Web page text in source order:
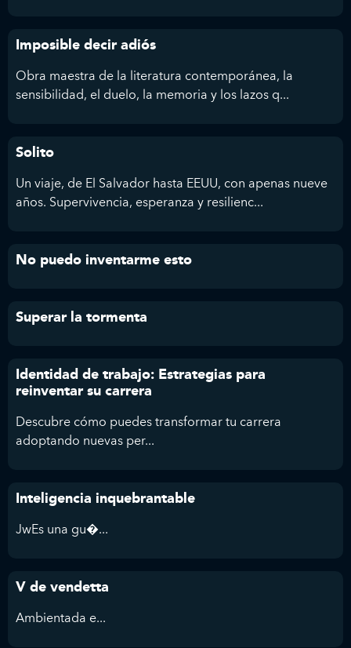
Imposible decir adiós
Obra maestra de la literatura contemporánea, la
sensibilidad, el duelo, la memoria y los lazos q...
Solito
Un viaje, de El Salvador hasta EEUU, con apenas nueve
años. Supervivencia, esperanza y resilienc...
No puedo inventarme esto
Superar la tormenta
Identidad de trabajo: Estrategias para
reinventar su carrera
Descubre cómo puedes transformar tu carrera
adoptando nuevas per...
Inteligencia inquebrantable
JwEs una gu�...
V de vendetta
Ambientada e...